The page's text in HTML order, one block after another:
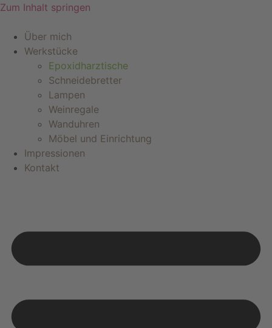
Zum Inhalt springen
Über mich
Werkstücke
Epoxidharztische
Schneidebretter
Lampen
Weinregale
Wanduhren
Möbel und Einrichtung
Impressionen
Kontakt